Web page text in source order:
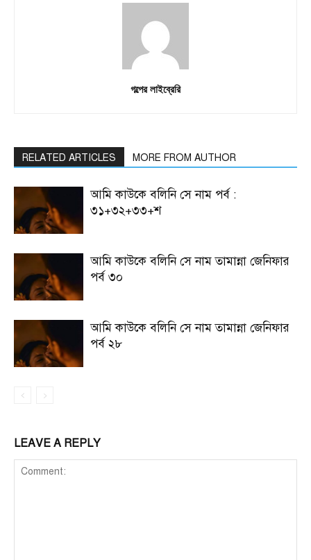
গল্পের লাইব্রেরি
RELATED ARTICLES MORE FROM AUTHOR
আমি কাউকে বলিনি সে নাম পর্ব :
৩১+৩২+৩৩+শ
আমি কাউকে বলিনি সে নাম তামান্না জেনিফার
পর্ব ৩০
আমি কাউকে বলিনি সে নাম তামান্না জেনিফার
পর্ব ২৮
LEAVE A REPLY